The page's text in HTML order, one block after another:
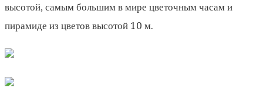
высотой, самым большим в мире цветочным часам и
пирамиде из цветов высотой 10 м.